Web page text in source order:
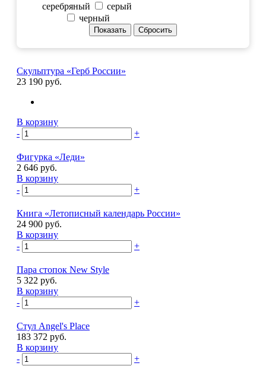
серебряный
серый
черный
Скульптура «Герб России»
23 190 руб.
В корзину
-
+
Фигурка «Леди»
2 646 руб.
В корзину
-
+
Книга «Летописный календарь России»
24 900 руб.
В корзину
-
+
Пара стопок New Style
5 322 руб.
В корзину
-
+
Стул Angel's Place
183 372 руб.
В корзину
-
+